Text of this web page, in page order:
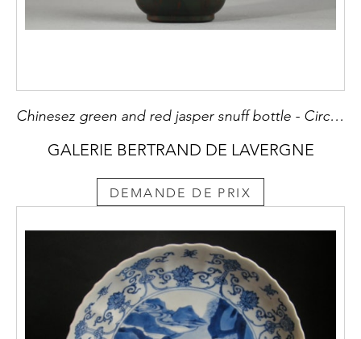
Chinesez green and red jasper snuff bottle - Circa 1740/1870 H 6,5cm
GALERIE BERTRAND DE LAVERGNE
DEMANDE DE PRIX